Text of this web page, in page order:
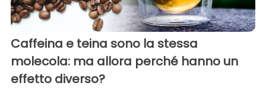
Caffeina e teina sono la stessa
molecola: ma allora perché hanno un
effetto diverso?